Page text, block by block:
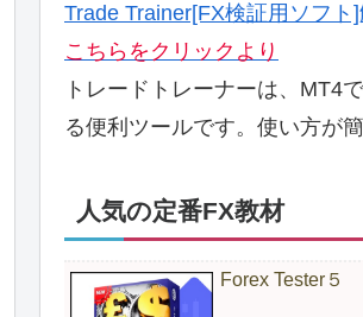
Trade Trainer[FX検証用ソフト
こちらをクリックより
トレードトレーナーは、MT4
る便利ツールです。使い方が簡
人気の定番FX教材
Forex Tester５